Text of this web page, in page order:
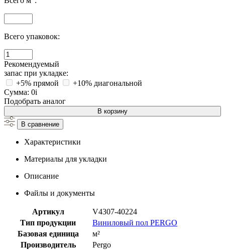
Всего упаковок:
Рекомендуемый
запас при укладке:
+5% прямой
+10% диагональной
Сумма: 0i
Подобрать аналог
В корзину
В сравнение
Характеристики
Материалы для укладки
Описание
Файлы и документы
Артикул
V4307-40224
Тип продукции
Виниловый пол PERGO
Базовая единица
м²
Производитель
Pergo